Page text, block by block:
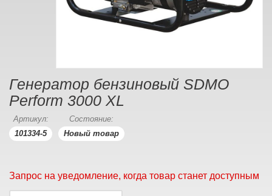
Генератор бензиновый SDMO
Perform 3000 XL
Артикул:
101334-5
Состояние:
Новый товар
Запрос на уведомление, когда товар станет доступным